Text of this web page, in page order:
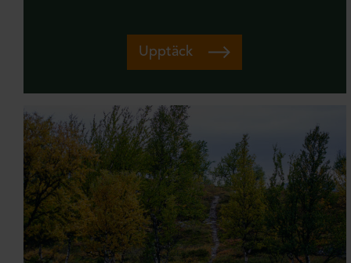
Upptäck